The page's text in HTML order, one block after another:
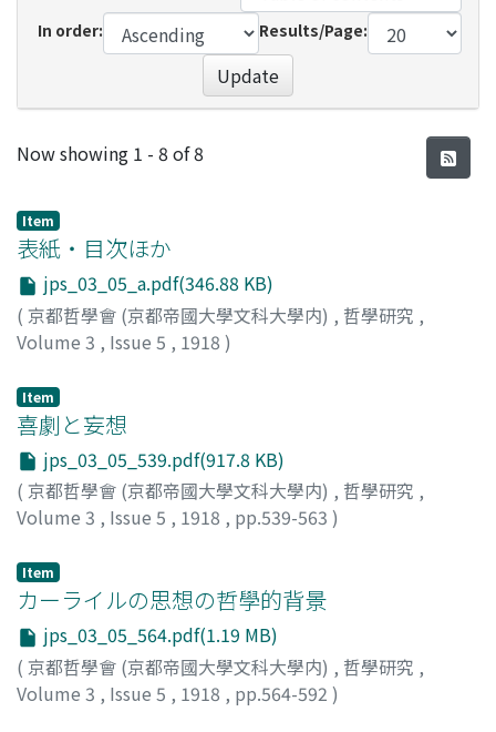
In order:
Results/Page:
Update
Recent Submissions
Now showing 1 - 8 of 8
Item
表紙・目次ほか
jps_03_05_a.pdf(346.88 KB)
( 京都哲學會 (京都帝國大學文科大學内) , 哲學研究 ,
Volume 3 , Issue 5 , 1918 )
Item
喜劇と妄想
jps_03_05_539.pdf(917.8 KB)
( 京都哲學會 (京都帝國大學文科大學内) , 哲學研究 ,
Volume 3 , Issue 5 , 1918 , pp.539-563 )
Item
カーライルの思想の哲學的背景
jps_03_05_564.pdf(1.19 MB)
( 京都哲學會 (京都帝國大學文科大學内) , 哲學研究 ,
Volume 3 , Issue 5 , 1918 , pp.564-592 )